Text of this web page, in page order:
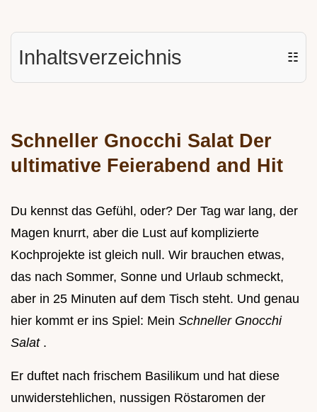
Inhaltsverzeichnis ☷
Schneller Gnocchi Salat Der
ultimative Feierabend and Hit
Du kennst das Gefühl, oder? Der Tag war lang, der
Magen knurrt, aber die Lust auf komplizierte
Kochprojekte ist gleich null. Wir brauchen etwas,
das nach Sommer, Sonne und Urlaub schmeckt,
aber in 25 Minuten auf dem Tisch steht. Und genau
hier kommt er ins Spiel: Mein Schneller Gnocchi
Salat .
Er duftet nach frischem Basilikum und hat diese
unwiderstehlichen, nussigen Röstaromen der